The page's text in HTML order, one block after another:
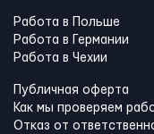
Работа в Польше
Работа в Германии
Работа в Чехии
Публичная оферта
Как мы проверяем
Отказ от